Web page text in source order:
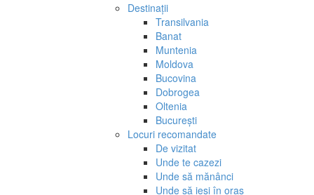
Destinații
Transilvania
Banat
Muntenia
Moldova
Bucovina
Dobrogea
Oltenia
București
Locuri recomandate
De vizitat
Unde te cazezi
Unde să mănânci
Unde să ieși în oraș